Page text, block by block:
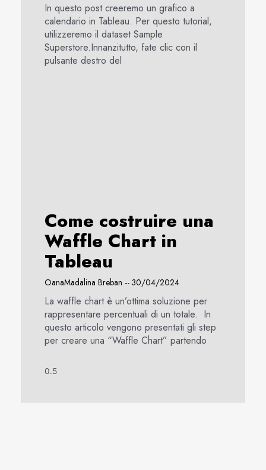
In questo post creeremo un grafico a
calendario in Tableau. Per questo tutorial,
utilizzeremo il dataset Sample
Superstore.Innanzitutto, fate clic con il
pulsante destro del
Come costruire una
Waffle Chart in
Tableau
OanaMadalina Breban 30/04/2024
La waffle chart è un’ottima soluzione per
rappresentare percentuali di un totale. In
questo articolo vengono presentati gli step
per creare una “Waffle Chart” partendo